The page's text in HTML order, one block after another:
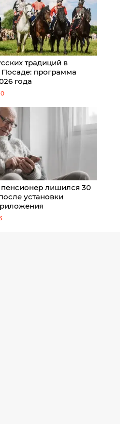
традиций в
программа
года
лишился 30
установки